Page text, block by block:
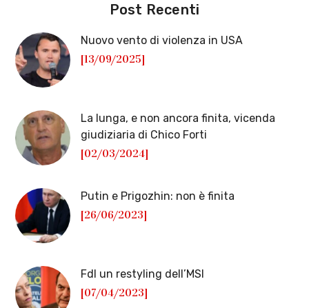
Post Recenti
Nuovo vento di violenza in USA
[13/09/2025]
La lunga, e non ancora finita, vicenda
giudiziaria di Chico Forti
[02/03/2024]
Putin e Prigozhin: non è finita
[26/06/2023]
FdI un restyling dell’MSI
[07/04/2023]